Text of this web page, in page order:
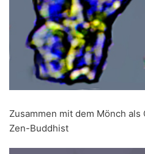
Zusammen mit dem Mönch
Zen-Buddhist